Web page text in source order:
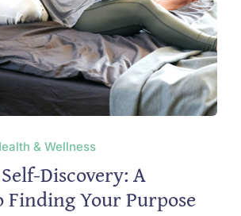
& Wellness
Discovery: A
Finding Your Purpose